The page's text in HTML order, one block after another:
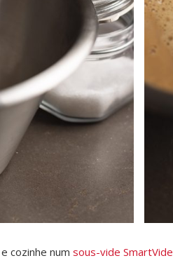
e cozinhe num sous-vide SmartVide